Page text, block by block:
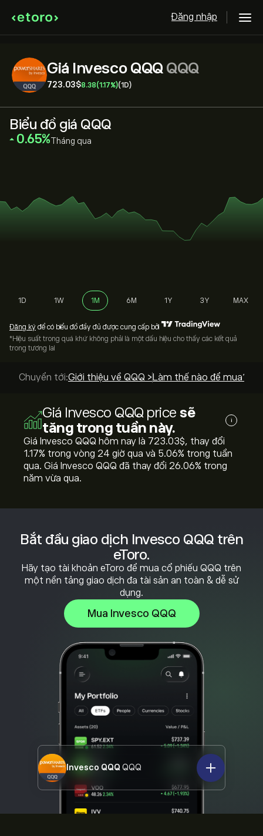
Đăng nhập
Giá Invesco QQQQQQ
723.03‎$‎8.38(1.17%)(1D)
Bắt đầu giao dịch Invesco QQQ trên
eToro.
Hãy tạo tài khoản eToro để mua cổ phiếu QQQ trên
một nền tảng giao dịch đa tài sản an toàn & dễ sử
dụng.
Mua Invesco QQQ
Invesco QQQ QQQ
Biểu đồ giá QQQ
‎0.65‎ Tháng qua
1D 1W 1M 6M 1Y 3Y MAX
Đăng ký để có biểu đồ đầy đủ được cung cấp bởi
*Hiệu suất trong quá khứ không phải là một dấu hiệu cho thấy các kết quả
trong tương lai
Chuyển tới:Giới thiệu về QQQ > Làm thế nào để mua? >
Giá Invesco QQQ price sẽ
tăng trong tuần này.
i
Giá Invesco QQQ hôm nay là 723.03‎$‎, thay đổi
‎1.17‎% trong vòng 24 giờ qua và ‎5.06‎% trong tuần
qua. Giá Invesco QQQ đã thay đổi ‎26.06‎% trong
năm vừa qua.